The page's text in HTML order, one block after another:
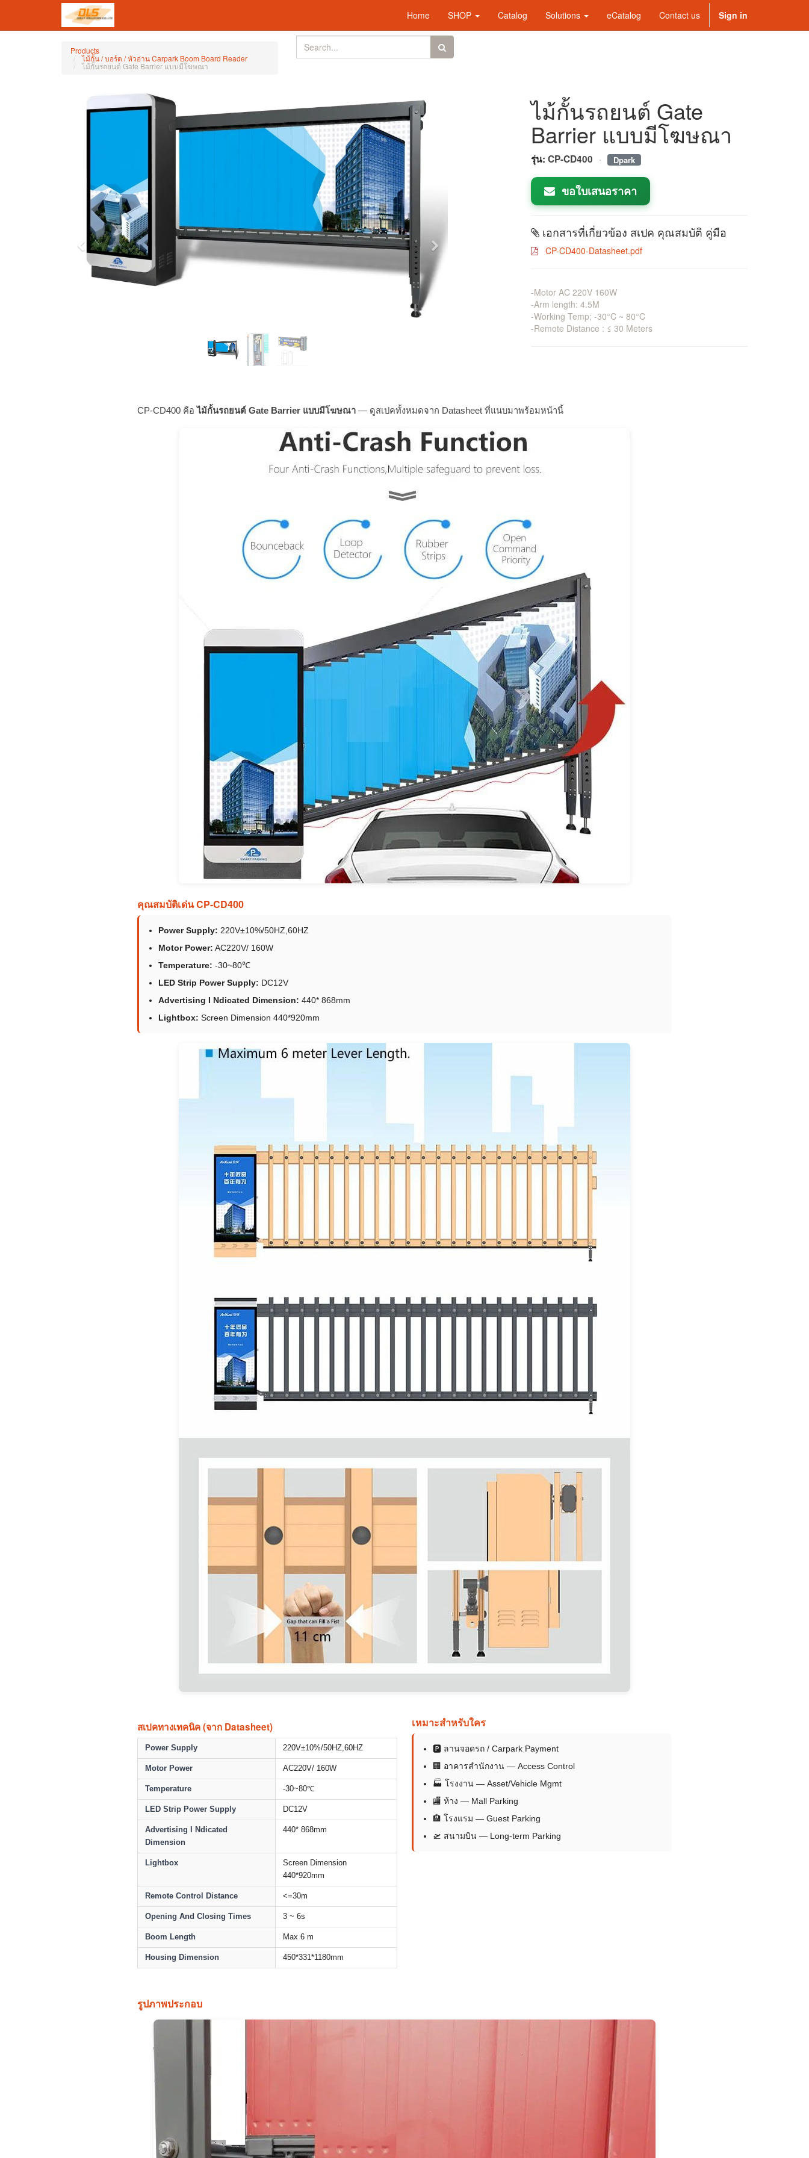
Home SHOP Catalog Solutions eCatalog Contact us Sign in
Products
ไม้กั้น / บอร์ด / หัวอ่าน Carpark Boom Board Reader
ไม้กั้นรถยนต์ Gate Barrier แบบมีโฆษณา
Previous Next
ไม้กั้นรถยนต์ Gate
Barrier แบบมีโฆษณา
รุ่น: CP-CD400 · Dpark
ขอใบเสนอราคา
เอกสารที่เกี่ยวข้อง สเปค คุณสมบัติ คู่มือ
CP-CD400-Datasheet.pdf
-Motor AC 220V 160W
-Arm length: 4.5M
-Working Temp; -30°C ~ 80°C
-Remote Distance : ≤ 30 Meters
CP-CD400 คือไม้กั้นรถยนต์ Gate Barrier แบบมีโฆษณา — ดูสเปคทั้งหมดจาก Datasheet ที่แนบมาพร้อมหน้านี้
คุณสมบัติเด่น CP-CD400
Power Supply: 220V±10%/50HZ,60HZ
Motor Power: AC220V/ 160W
Temperature: -30~80℃
LED Strip Power Supply: DC12V
Advertising I Ndicated Dimension: 440* 868mm
Lightbox: Screen Dimension 440*920mm
สเปคทางเทคนิค (จาก Datasheet)
Power Supply 220V±10%/50HZ,60HZ
Motor Power AC220V/ 160W
Temperature -30~80℃
LED Strip Power Supply DC12V
Advertising I Ndicated
Dimension
440* 868mm
Lightbox
Screen Dimension
440*920mm
Remote Control Distance <=30m
Opening And Closing Times 3 ~ 6s
Boom Length Max 6 m
Housing Dimension 450*331*1180mm
เหมาะสำหรับใคร
🅿 ลานจอดรถ / Carpark Payment
🏢 อาคารสำนักงาน — Access Control
🏭 โรงงาน — Asset/Vehicle Mgmt
🏬 ห้าง — Mall Parking
🏨 โรงแรม — Guest Parking
🛫 สนามบิน — Long-term Parking
รูปภาพประกอบ